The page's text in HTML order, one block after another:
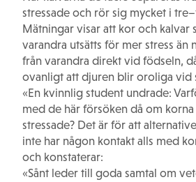
stressade och rör sig mycket i
Mätningar visar att kor och kalvar
varandra utsätts för mer stress än
från varandra direkt vid födseln,
ovanligt att djuren blir oroliga vid
«En kvinnlig student undrade:
med de här försöken då om
stressade? Det är för att
inte har någon kontakt alls med
och konstaterar:
«Sånt leder till goda samtal om